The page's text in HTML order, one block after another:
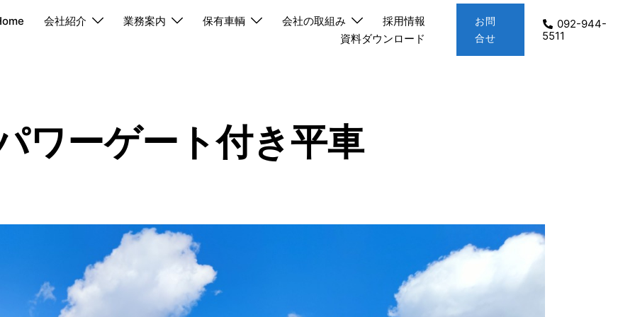
会社紹介 業務案内 保有車輌 会社の取組み
採用情報
資料ダウンロード
お問
合せ
092-944-
5511
ワーゲート付き平車